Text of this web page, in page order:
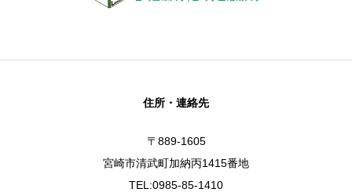
住所・連絡先
〒889-1605
宮崎市清武町加納丙1415番地
TEL:0985-85-1410